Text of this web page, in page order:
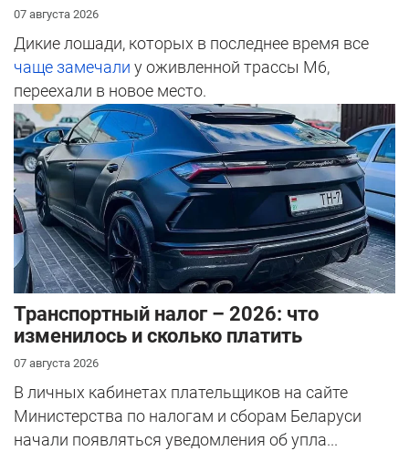
07 августа 2026
Дикие лошади, которых в последнее время все
чаще замечали у оживленной трассы М6,
переехали в новое место.
Транспортный налог – 2026: что
изменилось и сколько платить
07 августа 2026
В личных кабинетах плательщиков на сайте
Министерства по налогам и сборам Беларуси
начали появляться уведомления об упла...